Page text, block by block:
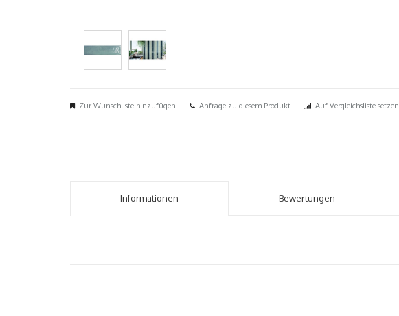
Zur Wunschliste hinzufügen Anfrage zu diesem Produkt Auf Vergleichsliste setzen
Informationen Bewertungen